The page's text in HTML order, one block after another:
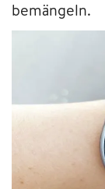
bemängeln.